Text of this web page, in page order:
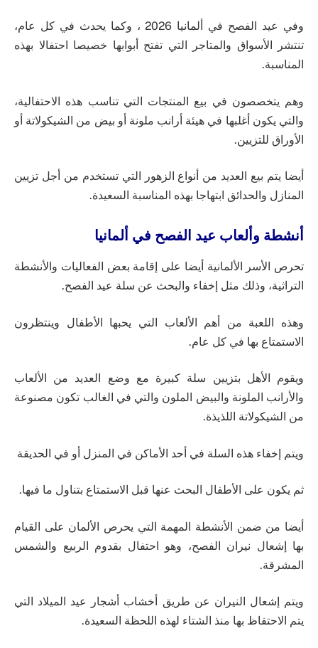
وفي عيد الفصح في ألمانيا 2026 ، وكما يحدث في كل عام،
تنتشر الأسواق والمتاجر التي تفتح أبوابها خصيصا احتفالا بهذه
المناسبة.
وهم يتخصصون في بيع المنتجات التي تناسب هذه الاحتفالية،
والتي يكون أغلبها في هيئة أرانب ملونة أو بيض من الشيكولاتة أو
الأوراق للتزيين.
أيضا يتم بيع العديد من أنواع الزهور التي تستخدم من أجل تزيين
المنازل والحدائق ابتهاجا بهذه المناسبة السعيدة.
أنشطة وألعاب عيد الفصح في ألمانيا
تحرص الأسر الألمانية أيضا على إقامة بعض الفعاليات والأنشطة
التراثية، وذلك مثل إخفاء والبحث عن سلة عيد الفصح.
وهذه اللعبة من أهم الألعاب التي يحبها الأطفال وينتظرون
الاستمتاع بها في كل عام.
ويقوم الأهل بتزيين سلة كبيرة مع وضع العديد من الألعاب
والأرانب الملونة والبيض الملون والتي في الغالب تكون مصنوعة
من الشيكولاتة اللذيذة.
ويتم إخفاء هذه السلة في أحد الأماكن في المنزل أو في الحديقة
ثم يكون على الأطفال البحث عنها قبل الاستمتاع بتناول ما فيها.
أيضا من ضمن الأنشطة المهمة التي يحرص الألمان على القيام
بها إشعال نيران الفصح، وهو احتفال بقدوم الربيع والشمس
المشرقة.
ويتم إشعال النيران عن طريق أخشاب أشجار عيد الميلاد التي
يتم الاحتفاظ بها منذ الشتاء لهذه اللحظة السعيدة.